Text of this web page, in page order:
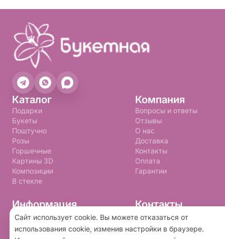
Каталог
Подарки
Букеты
Поштучно
Розы
Горшечные
Картины 3D
Композиции
В стекле
Компания
Вопросы и ответы
Отзывы
О нас
Доставка
Контакты
Оплата
Гарантии
Информация
Правила программы лояльности
Политика конфиденциальности
Пользовательское соглашение
Контакты
+7 (992) 310-99-09
buketnay@bk.ru
Сайт использует cookie. Вы можете отказаться от
использования cookie, изменив настройки в браузере.